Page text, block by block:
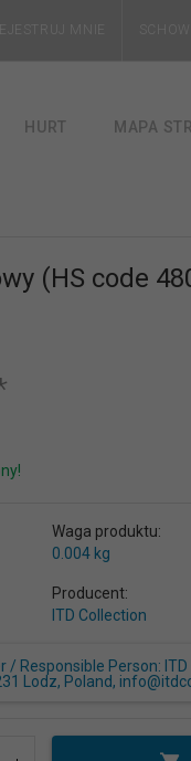
MNIE
HURT MAPA
(HS code
Waga produktu:
0.004 kg
Producent:
ITD Collection
/ Responsible Person:
Lodz, Poland,